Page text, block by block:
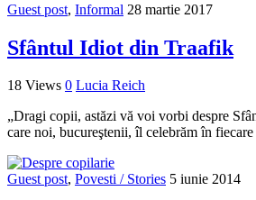
Guest post, Informal 28 martie 2017
Sfântul Idiot din Traafik
18 Views 0 Lucia Reich
„Dragi copii, astăzi vă voi vorbi despre
care noi, bucureştenii, îl celebrăm în
Guest post, Povesti / Stories 5 iunie 2014